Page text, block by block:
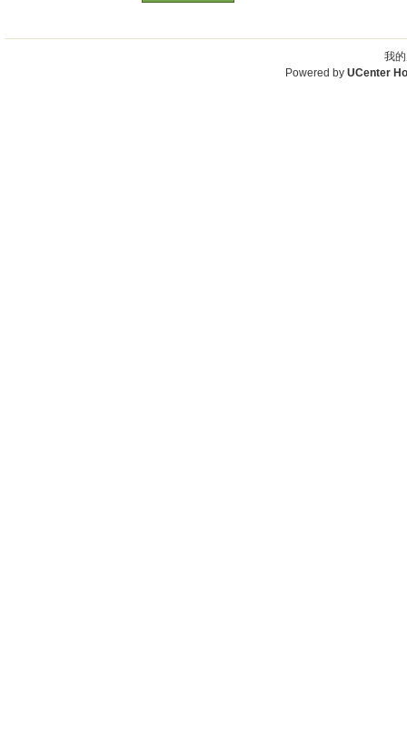
我
Powered by UCenter